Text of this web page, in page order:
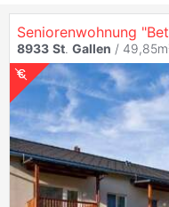
Seniorenwohnung
8933 St. Gallen /